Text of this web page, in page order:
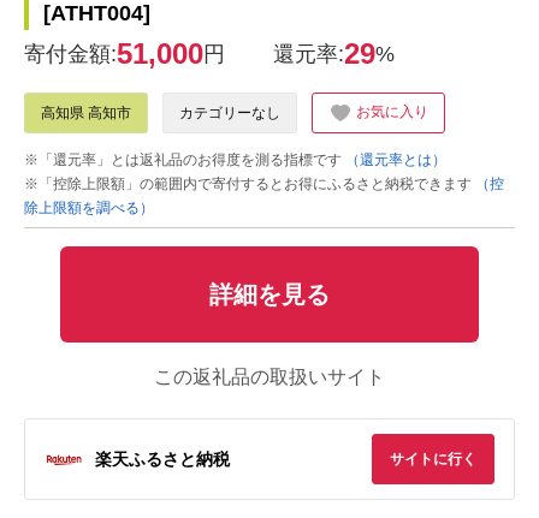
[ATHT004]
寄付金額:51,000円 還元率:29%
高知県 高知市 カテゴリーなし お気に入り
※「還元率」とは返礼品のお得度を測る指標です
（還元率とは）
※「控除上限額」の範囲内で寄付するとお得にふるさと納税できます
（控
除上限額を調べる）
詳細を見る
この返礼品の取扱いサイト
楽天ふるさと納税 サイトに行く